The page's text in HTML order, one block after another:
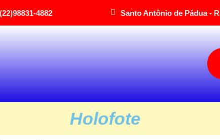
(22)98831-4882 Santo Antônio de Pádua -
Holofote